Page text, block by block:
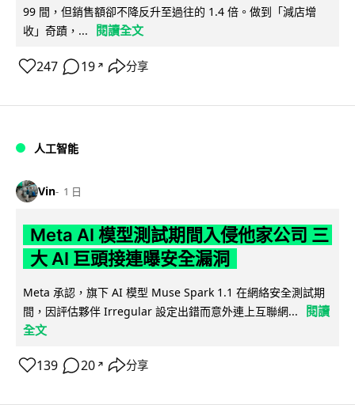
99 間，但銷售額卻不降反升至過往的 1.4 倍。做到「減店增
收」奇蹟，...
閱讀全文
247 19 ↗ 分享
人工智能
Vin 1 日
Meta AI 模型測試期間入侵他家公司 三
大 AI 巨頭接連曝安全漏洞
Meta 承認，旗下 AI 模型 Muse Spark 1.1 在網絡安全測試期
間，因評估夥伴 Irregular 設定出錯而意外連上互聯網...
閱讀
全文
139 20 ↗ 分享